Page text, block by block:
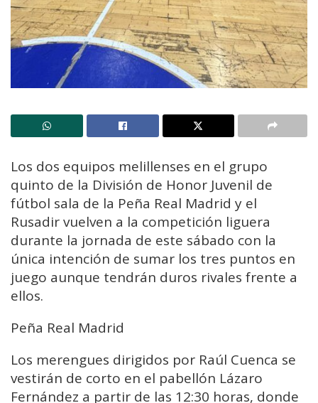
Los dos equipos melillenses en el grupo
quinto de la División de Honor Juvenil de
fútbol sala de la Peña Real Madrid y el
Rusadir vuelven a la competición liguera
durante la jornada de este sábado con la
única intención de sumar los tres puntos en
juego aunque tendrán duros rivales frente a
ellos.
Peña Real Madrid
Los merengues dirigidos por Raúl Cuenca se
vestirán de corto en el pabellón Lázaro
Fernández a partir de las 12:30 horas, donde